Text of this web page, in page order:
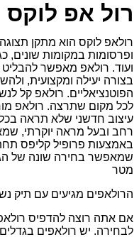
אפ לוקס
לוקס הוא מתקן תצוגה
במקומות שונים, כגון
רולאפ מאפשר להבליט את
יעילה ומקצועית, ולהשאיר
רולאפ קל לנשיאה
שתרצה. רולאפ מורכב
חדשני שלא תראה בכל
מראה יוקרתי,
פרופיל קליפס תחתון
מגיעים עם תיק נשיאה
רוצה להדפיס רולאפ